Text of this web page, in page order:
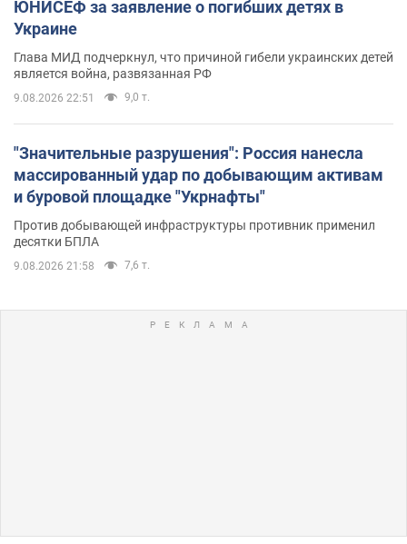
ЮНИСЕФ за заявление о погибших детях в
Украине
Глава МИД подчеркнул, что причиной гибели украинских детей
является война, развязанная РФ
9.08.2026 22:51 9,0 т.
"Значительные разрушения": Россия нанесла
массированный удар по добывающим активам
и буровой площадке "Укрнафты"
Против добывающей инфраструктуры противник применил
десятки БПЛА
9.08.2026 21:58 7,6 т.